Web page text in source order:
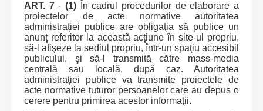
ART. 7-(1) În cadrul procedurilor de elaborare a
proiectelor de acte normative autoritatea
administraţiei publice are obligaţia să publice un
anunţ referitor la această acţiune în site-ul propriu,
să-l afişeze la sediul propriu, într-un spaţiu accesibil
publicului, şi să-l transmită către mass-media
centrală sau locală, după caz. Autoritatea
administraţiei publice va transmite proiectele de
acte normative tuturor persoanelor care au depus o
cerere pentru primirea acestor informaţii.